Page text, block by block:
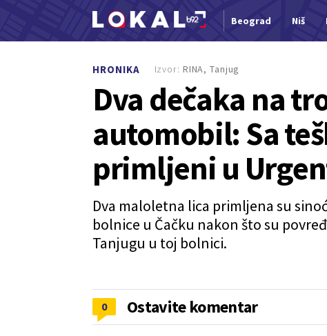
Beograd Niš
HRONIKA
Dva dečaka na
automobil: Sa
primljeni u
Dva maloletna lica primljena su
bolnice u Čačku nakon što su
Tanjugu u toj bolnici.
Izvor: RINA, Tanjug
0 Ostavite komentar